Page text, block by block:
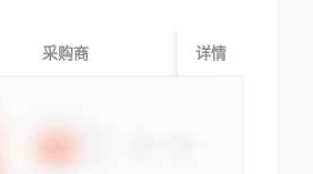
采购商 起运国/地区
详情